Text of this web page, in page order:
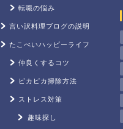
転職の悩み
言い訳料理ブログの説明
たこべいハッピーライフ
仲良くするコツ
ピカピカ掃除方法
ストレス対策
趣味探し